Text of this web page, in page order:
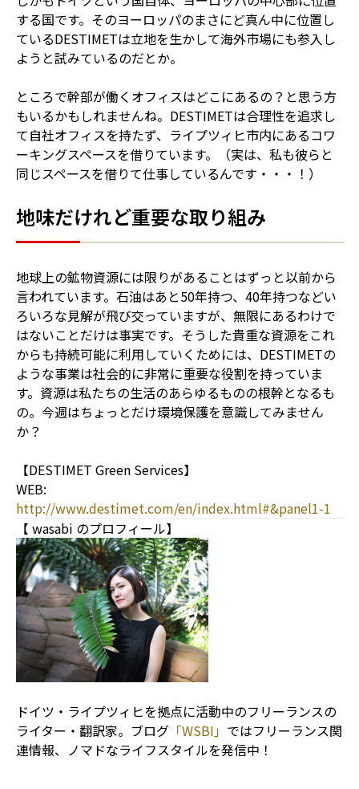
する国です。そのヨーロッパのまさにど真ん中に位置し
ているDESTIMETは立地を生かして海外市場にも参入し
ようと試みているのだとか。
ところで幹部が働くオフィスはどこにあるの？と思う方
もいるかもしれませんね。DESTIMETは合理性を追求し
て自社オフィスを持たず、ライプツィヒ市内にあるコワ
ーキングスペースを借りています。（実は、私も彼らと
同じスペースを借りて仕事しているんです・・・！）
地味だけれど重要な取り組み
地球上の鉱物資源には限りがあることはずっと以前から
言われています。石油はあと50年持つ、40年持つなどい
ろいろな見解が飛び交っていますが、無限にあるわけで
はないことだけは事実です。そうした貴重な資源をこれ
からも持続可能に利用していくためには、DESTIMETの
ような事業は社会的に非常に重要な役割を持っていま
す。資源は私たちの生活のあらゆるものの根幹となるも
の。今週はちょっとだけ環境保護を意識してみません
か？
【DESTIMET Green Services】
WEB:
http://www.destimet.com/en/index.html#&panel1-1
【 wasabi のプロフィール】
ドイツ・ライプツィヒを拠点に活動中のフリーランスの
ライター・翻訳家。ブログ 「WSBI」 ではフリーランス関
連情報、ノマドなライフスタイルを発信中！